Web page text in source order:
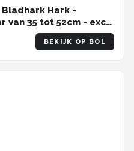
Bladhark Hark -
35 tot 52cm - excl.
BEKIJK OP BOL